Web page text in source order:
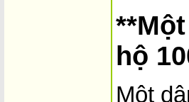
hộ
Một